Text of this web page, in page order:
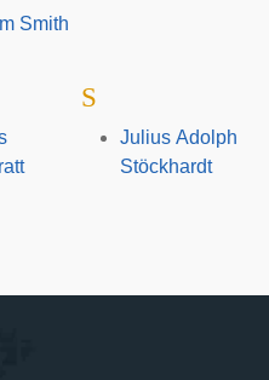
Smith
S
Julius Adolph
Stöckhardt